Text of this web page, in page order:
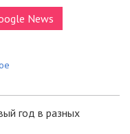
News
год в разных